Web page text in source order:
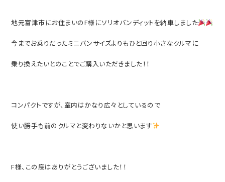
地元富津市にお住まいのF様にソリオバンディットを納車しました
今までお乗りだったミニバンサイズよりもひと回り小さなクルマに
乗り換えたいとのことでご購入いただきました！！
コンパクトですが、室内はかなり広々としているので
使い勝手も前のクルマと変わりないかと思います
F様、この度はありがとうございました！！